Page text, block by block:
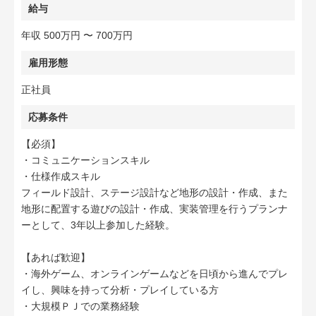
給与
年収 500万円 〜 700万円
雇用形態
正社員
応募条件
【必須】
・コミュニケーションスキル
・仕様作成スキル
フィールド設計、ステージ設計など地形の設計・作成、また
地形に配置する遊びの設計・作成、実装管理を行うプランナ
ーとして、3年以上参加した経験。
【あれば歓迎】
・海外ゲーム、オンラインゲームなどを日頃から進んでプレ
イし、興味を持って分析・プレイしている方
・大規模ＰＪでの業務経験